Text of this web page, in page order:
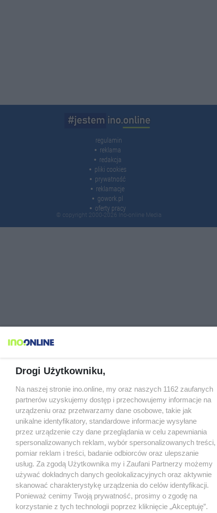
regulamin
reklama
redakcja
pliki cookies
prywatność
reklamacje
gowork.pl
oferty pracy
© copyright 2000-2026 Ino-online Media
Drogi Użytkowniku,
Na naszej stronie ino.online, my oraz naszych 1162 zaufanych
partnerów uzyskujemy dostęp i przechowujemy informacje na
urządzeniu oraz przetwarzamy dane osobowe, takie jak
unikalne identyfikatory, standardowe informacje wysyłane
przez urządzenie czy dane przeglądania w celu zapewniania
spersonalizowanych reklam, wybór spersonalizowanych treści,
pomiar reklam i treści, badanie odbiorców oraz ulepszanie
usług. Za zgodą Użytkownika my i Zaufani Partnerzy możemy
używać dokładnych danych geolokalizacyjnych oraz aktywnie
skanować charakterystykę urządzenia do celów identyfikacji.
Ponieważ cenimy Twoją prywatność, prosimy o zgodę na
korzystanie z tych technologii poprzez kliknięcie „Akceptuję”.